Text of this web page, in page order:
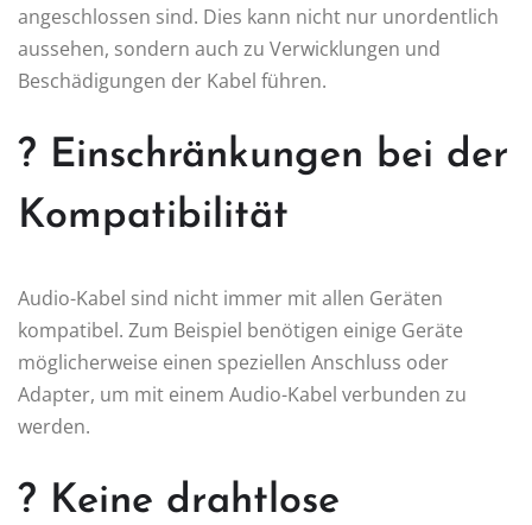
angeschlossen sind. Dies kann nicht nur unordentlich
aussehen, sondern auch zu Verwicklungen und
Beschädigungen der Kabel führen.
? Einschränkungen bei der
Kompatibilität
Audio-Kabel sind nicht immer mit allen Geräten
kompatibel. Zum Beispiel benötigen einige Geräte
möglicherweise einen speziellen Anschluss oder
Adapter, um mit einem Audio-Kabel verbunden zu
werden.
? Keine drahtlose